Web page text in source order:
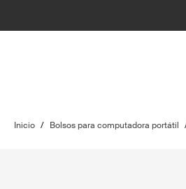
Inicio / Bolsos para computadora portátil